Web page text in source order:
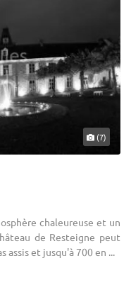
(7)
chaleureuse et un
de Resteigne peut
assis et jusqu'à 700 en ...